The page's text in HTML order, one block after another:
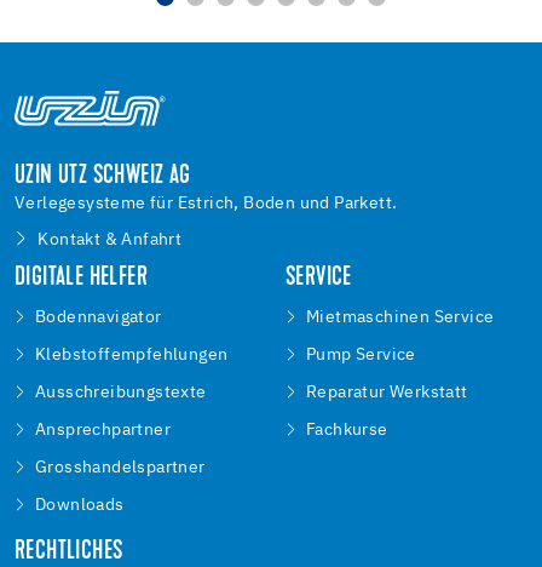
UZIN UTZ SCHWEIZ AG
Verlegesysteme für Estrich, Boden und Parkett.
Kontakt & Anfahrt
DIGITALE HELFER
Bodennavigator
Klebstoffempfehlungen
Ausschreibungstexte
Ansprechpartner
Grosshandelspartner
Downloads
SERVICE
Mietmaschinen Service
Pump Service
Reparatur Werkstatt
Fachkurse
RECHTLICHES